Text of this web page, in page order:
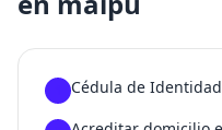
Cédula de